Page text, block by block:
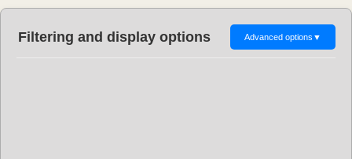
Filtering and display options Advanced options ▼